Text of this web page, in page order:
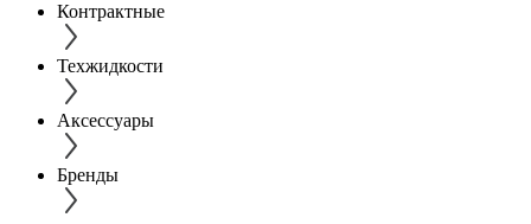
Контрактные
Техжидкости
Аксессуары
Бренды